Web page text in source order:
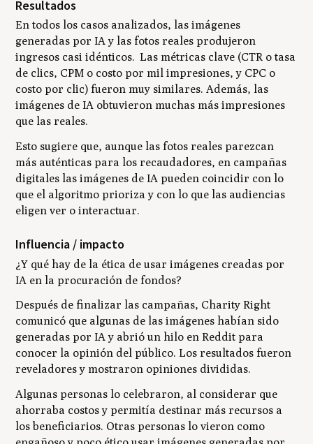
Resultados
En todos los casos analizados, las imágenes
generadas por IA y las fotos reales produjeron
ingresos casi idénticos. Las métricas clave (CTR o tasa
de clics, CPM o costo por mil impresiones, y CPC o
costo por clic) fueron muy similares. Además, las
imágenes de IA obtuvieron muchas más impresiones
que las reales.
Esto sugiere que, aunque las fotos reales parezcan
más auténticas para los recaudadores, en campañas
digitales las imágenes de IA pueden coincidir con lo
que el algoritmo prioriza y con lo que las audiencias
eligen ver o interactuar.
Influencia / impacto
¿Y qué hay de la ética de usar imágenes creadas por
IA en la procuración de fondos?
Después de finalizar las campañas, Charity Right
comunicó que algunas de las imágenes habían sido
generadas por IA y abrió un hilo en Reddit para
conocer la opinión del público. Los resultados fueron
reveladores y mostraron opiniones divididas.
Algunas personas lo celebraron, al considerar que
ahorraba costos y permitía destinar más recursos a
los beneficiarios. Otras personas lo vieron como